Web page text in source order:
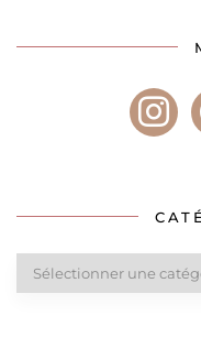
blog